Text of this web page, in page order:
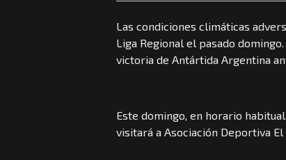
Las condiciones climáticas
Liga Regional el pasado
victoria de Antártida Argentina
Este domingo, en horario
visitará a Asociación Deportiva